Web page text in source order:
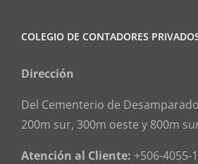
COLEGIO DE CONTADORES
Dirección
Del Cementerio de
200m sur, 300m oeste y 800m
Atención al Cliente: +506-4055-